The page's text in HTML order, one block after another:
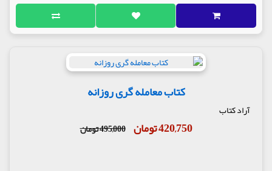
کتاب معامله گری روزانه
آراد کتاب
420,750 تومان 495,000 تومان